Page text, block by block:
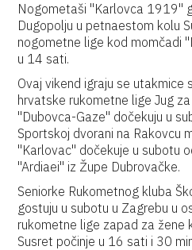
Nogometaši "Karlovca 1919"
Dugopolju u petnaestom kolu
nogometne lige kod momčadi
u 14 sati.
Ovaj vikend igraju se utakmice
hrvatske rukometne lige Jug
"Dubovca-Gaze" dočekuju u
Sportskoj dvorani na Rakovcu
"Karlovac" dočekuje u subotu
"Ardiaei" iz Župe Dubrovačke.
Seniorke Rukometnog kluba
gostuju u subotu u Zagrebu u
rukometne lige zapad za žene
Susret počinje u 16 sati i 30